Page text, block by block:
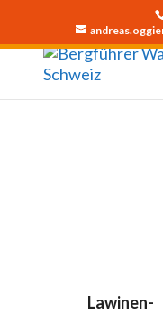
Lawinen-